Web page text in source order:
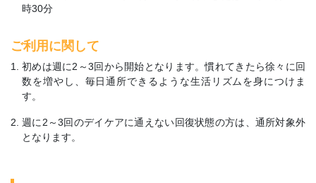
時30分
ご利用に関して
初めは週に2～3回から開始となります。慣れてきたら徐々に回
数を増やし、毎日通所できるような生活リズムを身につけま
す。
週に2～3回のデイケアに通えない回復状態の方は、通所対象外
となります。